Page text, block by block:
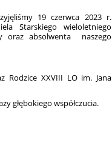
19 czerwca 2023 r.
Starskiego wieloletniego
oraz absolwenta naszego
Rodzice XXVIII LO im. Jana
głębokiego współczucia.